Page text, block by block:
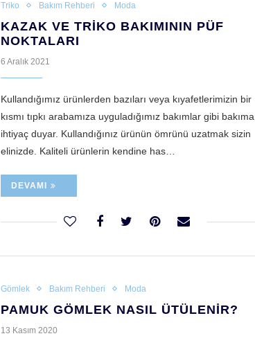
Triko Bakım Rehberi Moda
KAZAK VE TRIKO BAKIMININ PÜF
NOKTALARI
6 Aralık 2021
Kullandığımız ürünlerden bazıları veya kıyafetlerimizin bir
kısmı tıpkı arabamıza uyguladığımız bakımlar gibi bakıma
ihtiyaç duyar. Kullandığınız ürünün ömrünü uzatmak sizin
elinizde. Kaliteli ürünlerin kendine has…
DEVAMI
Gömlek Bakım Rehberi Moda
PAMUK GÖMLEK NASIL ÜTÜLENIR?
13 Kasım 2020